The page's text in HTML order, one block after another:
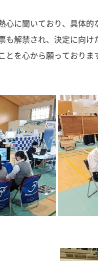
に聞いており、具体的
解禁され、決定に向
を心から願っておりま